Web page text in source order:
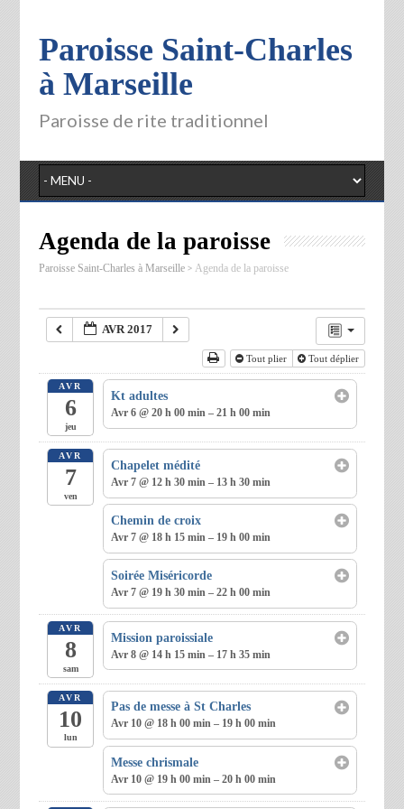
Paroisse Saint-Charles
à Marseille
Paroisse de rite traditionnel
Agenda de la paroisse
Paroisse Saint-Charles à Marseille> Agenda de la paroisse
AVR 2017
Tout plier Tout déplier
AVR
6
jeu
Kt adultes
Avr 6 @ 20 h 00 min – 21 h 00 min
AVR
7
ven
Chapelet médité
Avr 7 @ 12 h 30 min – 13 h 30 min
Chemin de croix
Avr 7 @ 18 h 15 min – 19 h 00 min
Soirée Miséricorde
Avr 7 @ 19 h 30 min – 22 h 00 min
AVR
8
sam
Mission paroissiale
Avr 8 @ 14 h 15 min – 17 h 35 min
AVR
10
lun
Pas de messe à St Charles
Avr 10 @ 18 h 00 min – 19 h 00 min
Messe chrismale
Avr 10 @ 19 h 00 min – 20 h 00 min